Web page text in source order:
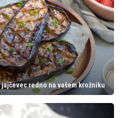
redno na vašem krožniku